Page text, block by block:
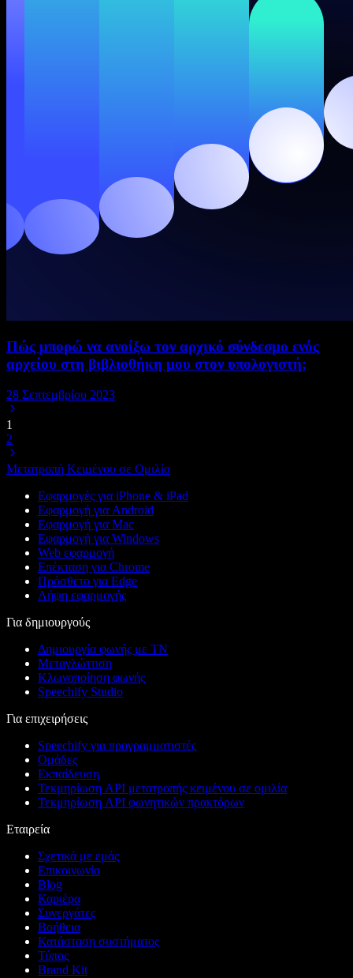
Πώς μπορώ να ανοίξω τον αρχικό σύνδεσμο ενός
αρχείου στη βιβλιοθήκη μου στον υπολογιστή;
28 Σεπτεμβρίου 2023
1
2
Μετατροπή Κειμένου σε Ομιλία
Εφαρμογές για iPhone & iPad
Εφαρμογή για Android
Εφαρμογή για Mac
Εφαρμογή για Windows
Web εφαρμογή
Επέκταση για Chrome
Πρόσθετο για Edge
Λήψη εφαρμογής
Για δημιουργούς
Δημιουργία φωνής με ΤΝ
Μεταγλώττιση
Κλωνοποίηση φωνής
Speechify Studio
Για επιχειρήσεις
Speechify για προγραμματιστές
Ομάδες
Εκπαίδευση
Τεκμηρίωση API μετατροπής κειμένου σε ομιλία
Τεκμηρίωση API φωνητικών πρακτόρων
Εταιρεία
Σχετικά με εμάς
Επικοινωνία
Blog
Καριέρα
Συνεργάτες
Βοήθεια
Κατάσταση συστήματος
Τύπος
Brand Kit